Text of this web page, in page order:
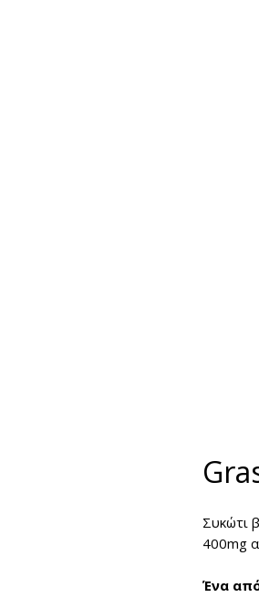
Συκώτι
400mg
Ένα